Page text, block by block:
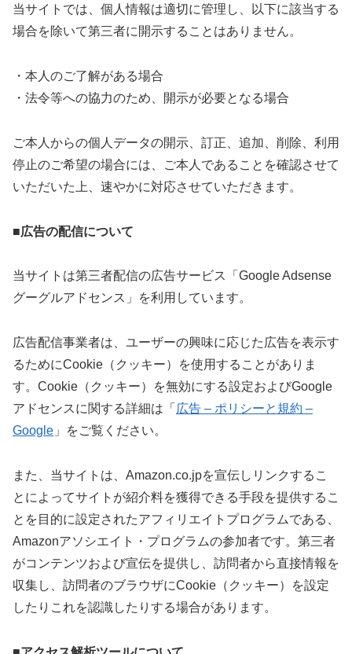
当サイトでは、個人情報は適切に管理し、以下に該当する
場合を除いて第三者に開示することはありません。
・本人のご了解がある場合
・法令等への協力のため、開示が必要となる場合
ご本人からの個人データの開示、訂正、追加、削除、利用
停止のご希望の場合には、ご本人であることを確認させて
いただいた上、速やかに対応させていただきます。
■広告の配信について
当サイトは第三者配信の広告サービス「Google Adsense
グーグルアドセンス」を利用しています。
広告配信事業者は、ユーザーの興味に応じた広告を表示す
るためにCookie（クッキー）を使用することがありま
す。Cookie（クッキー）を無効にする設定およびGoogle
アドセンスに関する詳細は「 広告 – ポリシーと規約 –
Google 」をご覧ください。
また、当サイトは、Amazon.co.jpを宣伝しリンクするこ
とによってサイトが紹介料を獲得できる手段を提供するこ
とを目的に設定されたアフィリエイトプログラムである、
Amazonアソシエイト・プログラムの参加者です。第三者
がコンテンツおよび宣伝を提供し、訪問者から直接情報を
収集し、訪問者のブラウザにCookie（クッキー）を設定
したりこれを認識したりする場合があります。